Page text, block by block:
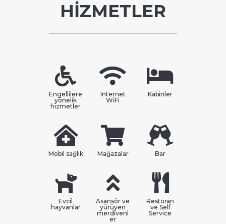
HİZMETLER
Engellilere
yönelik
hizmetler
Internet
WiFi
Kabinler
Mobil sağlık Mağazalar Bar
Evcil
hayvanlar
Asansör ve
yürüyen
merdivenl
er
Restoran
ve Self
Service